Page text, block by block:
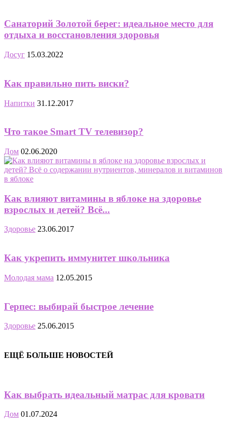
Санаторий Золотой берег: идеальное место для
отдыха и восстановления здоровья
Досуг 15.03.2022
Как правильно пить виски?
Напитки 31.12.2017
Что такое Smart TV телевизор?
Дом 02.06.2020
Как влияют витамины в яблоке на здоровье
взрослых и детей? Всё...
Здоровье 23.06.2017
Как укрепить иммунитет школьника
Молодая мама 12.05.2015
Герпес: выбирай быстрое лечение
Здоровье 25.06.2015
ЕЩЁ БОЛЬШЕ НОВОСТЕЙ
Как выбрать идеальный матрас для кровати
Дом 01.07.2024